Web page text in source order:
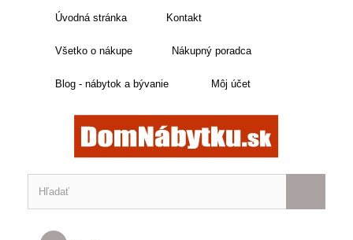
Úvodná stránka Kontakt
Všetko o nákupe Nákupný poradca
Blog - nábytok a bývanie Môj účet